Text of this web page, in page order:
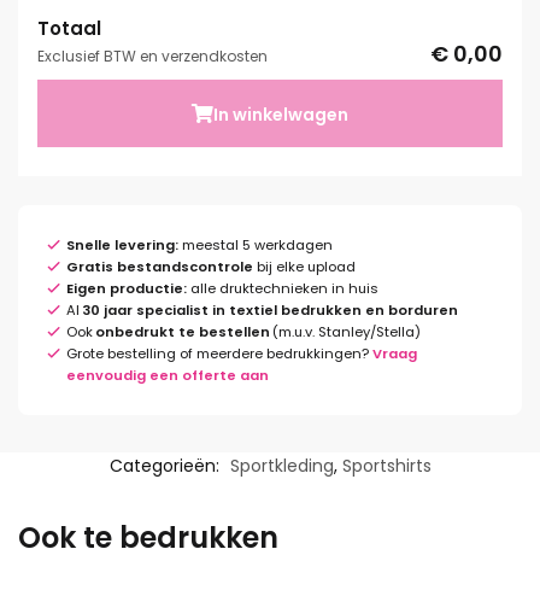
Totaal
Exclusief BTW en verzendkosten € 0,00
In winkelwagen
Snelle levering:meestal 5 werkdagen
Gratis bestandscontrole bij elke upload
Eigen productie: alle druktechnieken in huis
Al 30 jaar specialist in textiel bedrukken en borduren
Ookonbedrukt te bestellen (m.u.v. Stanley/Stella)
Grote bestelling of meerdere bedrukkingen?Vraag
eenvoudig een offerte aan
Categorieën: Sportkleding, Sportshirts
Ook te bedrukken